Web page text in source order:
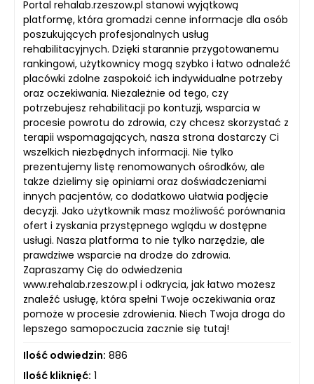
Portal rehalab.rzeszow.pl stanowi wyjątkową
platformę, która gromadzi cenne informacje dla osób
poszukujących profesjonalnych usług
rehabilitacyjnych. Dzięki starannie przygotowanemu
rankingowi, użytkownicy mogą szybko i łatwo odnaleźć
placówki zdolne zaspokoić ich indywidualne potrzeby
oraz oczekiwania. Niezależnie od tego, czy
potrzebujesz rehabilitacji po kontuzji, wsparcia w
procesie powrotu do zdrowia, czy chcesz skorzystać z
terapii wspomagających, nasza strona dostarczy Ci
wszelkich niezbędnych informacji. Nie tylko
prezentujemy listę renomowanych ośrodków, ale
także dzielimy się opiniami oraz doświadczeniami
innych pacjentów, co dodatkowo ułatwia podjęcie
decyzji. Jako użytkownik masz możliwość porównania
ofert i zyskania przystępnego wglądu w dostępne
usługi. Nasza platforma to nie tylko narzędzie, ale
prawdziwe wsparcie na drodze do zdrowia.
Zapraszamy Cię do odwiedzenia
www.rehalab.rzeszow.pl i odkrycia, jak łatwo możesz
znaleźć usługę, która spełni Twoje oczekiwania oraz
pomoże w procesie zdrowienia. Niech Twoja droga do
lepszego samopoczucia zacznie się tutaj!
Ilość odwiedzin: 886
Ilość kliknięć: 1